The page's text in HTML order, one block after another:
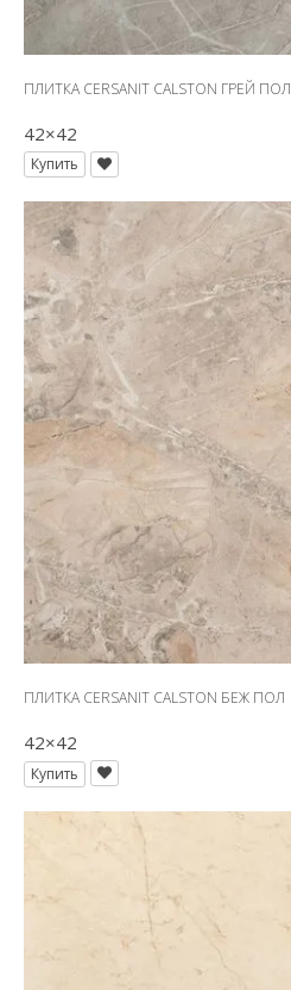
ПЛИТКА CERSANIT CALSTON ГРЕЙ ПОЛ
42×42
Купить
ПЛИТКА CERSANIT CALSTON БЕЖ ПОЛ
42×42
Купить